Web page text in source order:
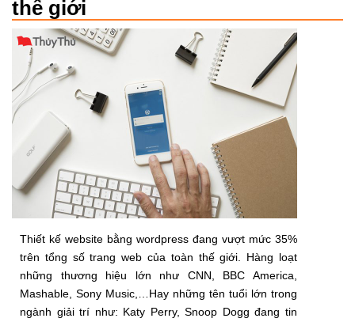
thế giới
Thiết kế website bằng wordpress đang vượt mức 35%
trên tổng số trang web của toàn thế giới. Hàng loạt
những thương hiệu lớn như CNN, BBC America,
Mashable, Sony Music,…Hay những tên tuổi lớn trong
ngành giải trí như: Katy Perry, Snoop Dogg đang tin